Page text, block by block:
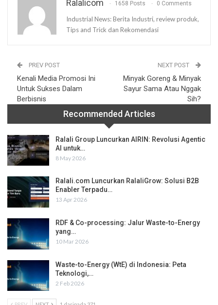
Ralalicom 1658 Posts 0 Comments
Industrial News: Berita Industri, review produk,
Tips and Trick dan Rekomendasi
PREV POST
Kenali Media Promosi Ini
Untuk Sukses Dalam
Berbisnis
NEXT POST
Minyak Goreng & Minyak
Sayur Sama Atau Nggak
Sih?
Recommended Articles
Ralali Group Luncurkan AIRIN: Revolusi Agentic
AI untuk…
8 May 2026
Ralali.com Luncurkan RalaliGrow: Solusi B2B
Enabler Terpadu…
13 Apr 2026
RDF & Co-processing: Jalur Waste-to-Energy
yang…
10 Mar 2026
Waste-to-Energy (WtE) di Indonesia: Peta
Teknologi,…
2 Feb 2026